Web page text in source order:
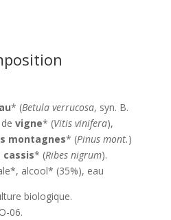
* (Betula verrucosa, syn. B.
devigne* (Vitis vinifera),
montagnes* (Pinus mont.)
cassis* (Ribes nigrum).
alcool* (35%), eau
biologique.
06.